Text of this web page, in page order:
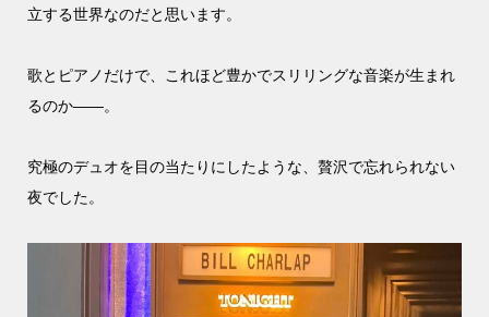
立する世界なのだと思います。
歌とピアノだけで、これほど豊かでスリリングな音楽が生まれ
るのか——。
究極のデュオを目の当たりにしたような、贅沢で忘れられない
夜でした。